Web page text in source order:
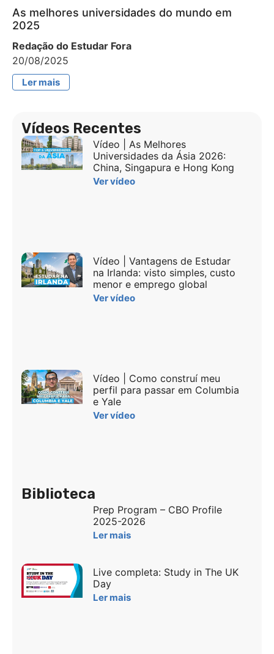
As melhores universidades do mundo em
2025
Redação do Estudar Fora
20/08/2025
Ler mais
Vídeos Recentes
Vídeo | As Melhores
Universidades da Ásia 2026:
China, Singapura e Hong Kong
Ver vídeo
Vídeo | Vantagens de Estudar
na Irlanda: visto simples, custo
menor e emprego global
Ver vídeo
Vídeo | Como construí meu
perfil para passar em Columbia
e Yale
Ver vídeo
Biblioteca
Prep Program – CBO Profile
2025-2026
Ler mais
Live completa: Study in The UK
Day
Ler mais